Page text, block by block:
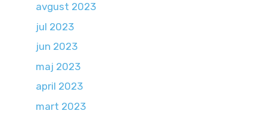
avgust 2023
jul 2023
jun 2023
maj 2023
april 2023
mart 2023